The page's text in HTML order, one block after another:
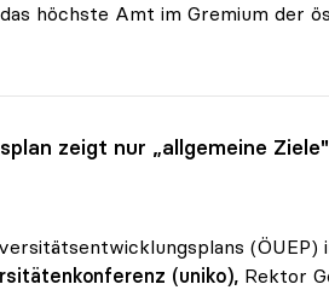
höchste Amt im Gremium der
der uniko
zeigt nur „allgemeine
(ÖUEP)
(uniko), Rektor